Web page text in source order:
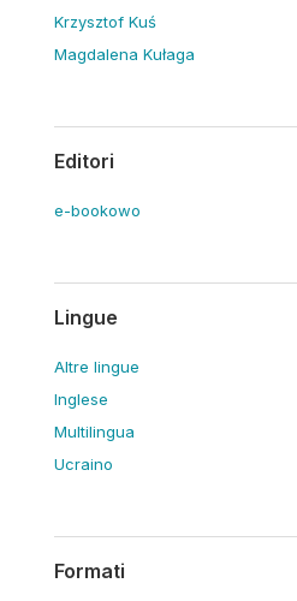
Krzysztof Kuś
Magdalena Kułaga
Editori
e-bookowo
Lingue
Altre lingue
Inglese
Multilingua
Ucraino
Formati